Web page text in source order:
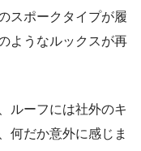
スポークタイプが履
ようなルックスが再
ルーフには社外のキ
何だか意外に感じま